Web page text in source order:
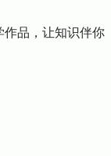
作品，让知识伴你